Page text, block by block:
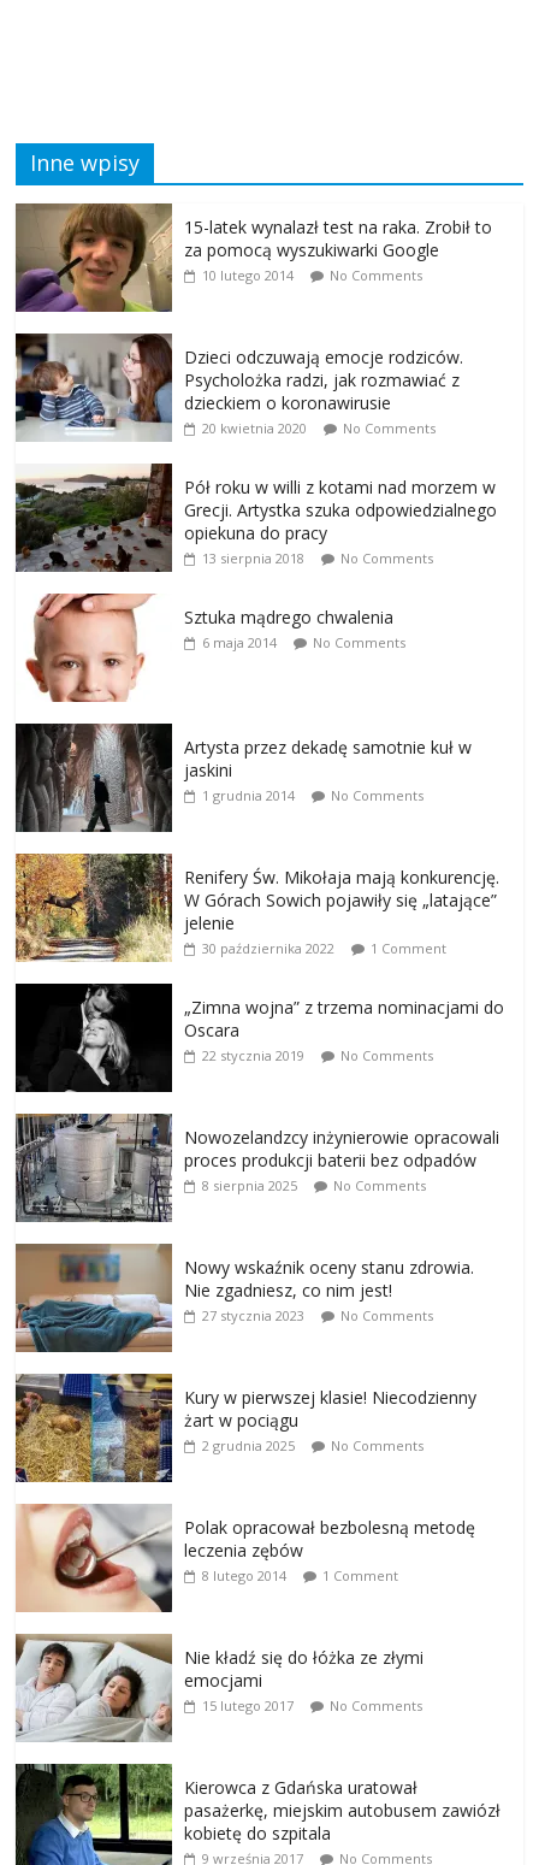
Inne wpisy
15-latek wynalazł test na raka. Zrobił to
za pomocą wyszukiwarki Google
10 lutego 2014 No Comments
Dzieci odczuwają emocje rodziców.
Psycholożka radzi, jak rozmawiać z
dzieckiem o koronawirusie
20 kwietnia 2020 No Comments
Pół roku w willi z kotami nad morzem w
Grecji. Artystka szuka odpowiedzialnego
opiekuna do pracy
13 sierpnia 2018 No Comments
Sztuka mądrego chwalenia
6 maja 2014 No Comments
Artysta przez dekadę samotnie kuł w
jaskini
1 grudnia 2014 No Comments
Renifery Św. Mikołaja mają konkurencję.
W Górach Sowich pojawiły się „latające”
jelenie
30 października 2022 1 Comment
„Zimna wojna” z trzema nominacjami do
Oscara
22 stycznia 2019 No Comments
Nowozelandzcy inżynierowie opracowali
proces produkcji baterii bez odpadów
8 sierpnia 2025 No Comments
Nowy wskaźnik oceny stanu zdrowia.
Nie zgadniesz, co nim jest!
27 stycznia 2023 No Comments
Kury w pierwszej klasie! Niecodzienny
żart w pociągu
2 grudnia 2025 No Comments
Polak opracował bezbolesną metodę
leczenia zębów
8 lutego 2014 1 Comment
Nie kładź się do łóżka ze złymi
emocjami
15 lutego 2017 No Comments
Kierowca z Gdańska uratował
pasażerkę, miejskim autobusem zawiózł
kobietę do szpitala
9 września 2017 No Comments